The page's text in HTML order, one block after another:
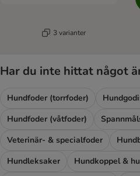
3 varianter
Har du inte hittat något
Hundfoder (torrfoder)
Hundfoder (våtfoder)
Veterinär- & specialfoder
Hundleksaker
Hundkoppel &